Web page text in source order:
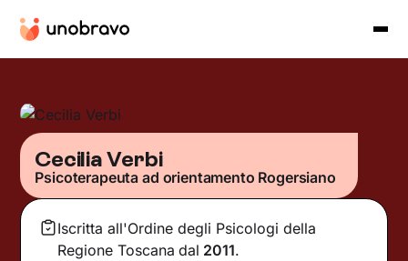
Cecilia Verbi
Psicoterapeuta ad orientamento Rogersiano
Iscritta all'Ordine degli Psicologi della
Regione Toscana dal 2011.